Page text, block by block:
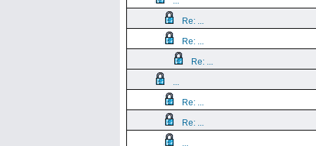
Re: ...
Re: ...
Re: ...
...
Re: ...
Re: ...
...